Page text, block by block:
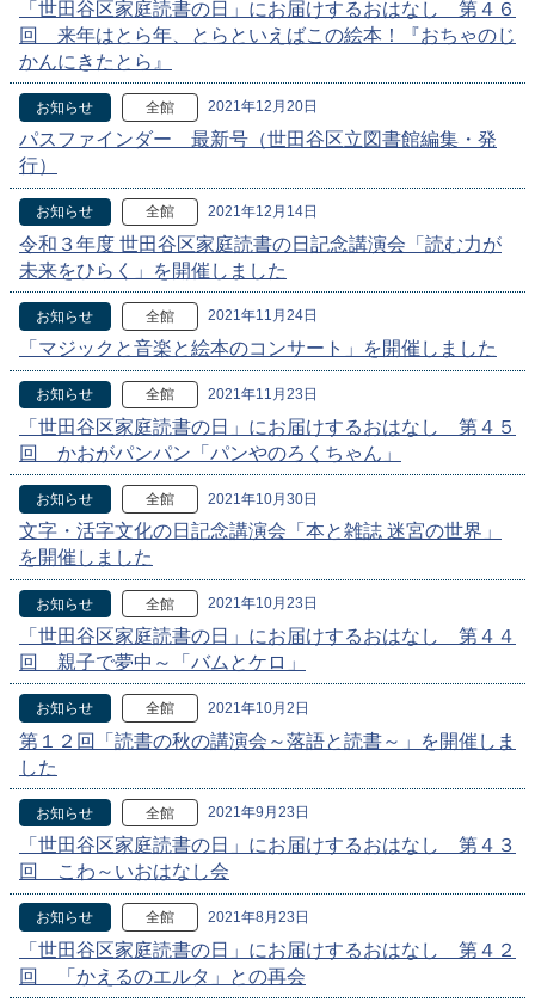
「世田谷区家庭読書の日」にお届けするおはなし 第４６
回 来年はとら年、とらといえばこの絵本！『おちゃのじ
かんにきたとら』
お知らせ 全館 2021年12月20日
パスファインダー 最新号（世田谷区立図書館編集・発
行）
お知らせ 全館 2021年12月14日
令和３年度 世田谷区家庭読書の日記念講演会「読む力が
未来をひらく」を開催しました
お知らせ 全館 2021年11月24日
「マジックと音楽と絵本のコンサート」を開催しました
お知らせ 全館 2021年11月23日
「世田谷区家庭読書の日」にお届けするおはなし 第４５
回 かおがパンパン「パンやのろくちゃん」
お知らせ 全館 2021年10月30日
文字・活字文化の日記念講演会「本と雑誌 迷宮の世界」
を開催しました
お知らせ 全館 2021年10月23日
「世田谷区家庭読書の日」にお届けするおはなし 第４４
回 親子で夢中～「バムとケロ」
お知らせ 全館 2021年10月2日
第１２回「読書の秋の講演会～落語と読書～」を開催しま
した
お知らせ 全館 2021年9月23日
「世田谷区家庭読書の日」にお届けするおはなし 第４３
回 こわ～いおはなし会
お知らせ 全館 2021年8月23日
「世田谷区家庭読書の日」にお届けするおはなし 第４２
回 「かえるのエルタ」との再会